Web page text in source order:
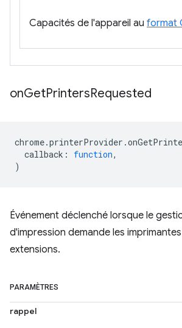
Capacités de l'appareil au format
onGetPrintersRequested
chrome.printerProvider .
callback : function,
)
Événement déclenché lorsque le
d'impression demande les
extensions.
PARAMÈTRES
rappel